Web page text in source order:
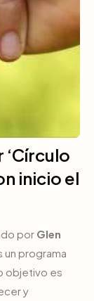
inicio el
por Glen
un programa
objetivo es
y